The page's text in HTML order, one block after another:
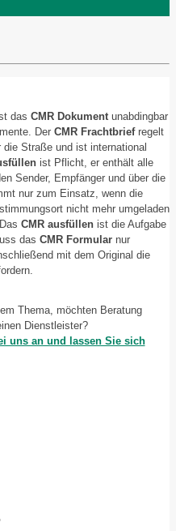
das CMR Dokumentunabdingbar
Der CMR Frachtbriefregelt
Straße und ist international
ist Pflicht, er enthält alle
Sender, Empfänger und über die
nur zum Einsatz, wenn die
nicht mehr umgeladen
CMR ausfüllen ist die Aufgabe
das CMR Formular nur
mit dem Original die
Thema, möchten Beratung
Dienstleister?
uns an und lassen Sie sich